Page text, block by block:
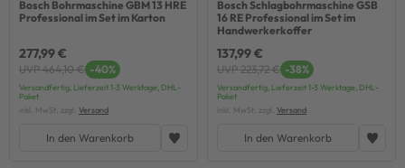
Bosch Bohrmaschine GBM 13 HRE
Professional im Set im Karton
277,99 €
UVP 464,10 € -40%
Versandfertig, Lieferzeit 1-3 Werktage, DHL-
Paket
inkl. MwSt. zzgl. Versand
In den Warenkorb
Bosch Schlagbohrmaschine GSB
16 RE Professional im Set im
Handwerkerkoffer
137,99 €
UVP 223,72 € -38%
Versandfertig, Lieferzeit 1-3 Werktage, DHL-
Paket
inkl. MwSt. zzgl. Versand
In den Warenkorb